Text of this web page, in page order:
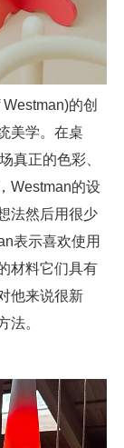
的创
美学。在桌
真正的色彩、
Westman的设
法然后用很少
表示喜欢使用
材料它们具有
他来说很新
法。